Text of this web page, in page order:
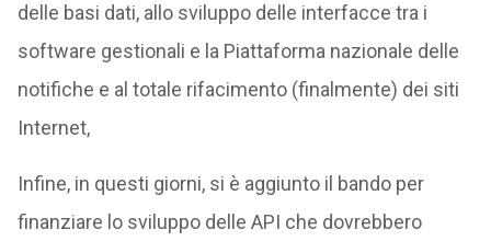
delle basi dati, allo sviluppo delle interfacce tra i
software gestionali e la Piattaforma nazionale delle
notifiche e al totale rifacimento (finalmente) dei siti
Internet,
Infine, in questi giorni, si è aggiunto il bando per
finanziare lo sviluppo delle API che dovrebbero